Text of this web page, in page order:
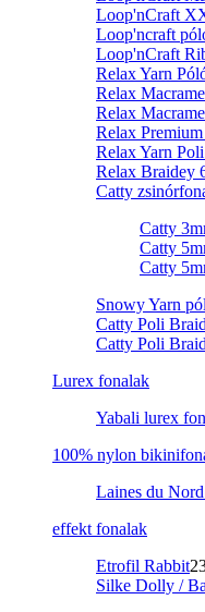
Loop'nCraft
Loop'ncraft
Loop'nCraft
Relax Yarn
Relax
Relax
Relax
Relax Yarn
Relax Braidey
Catty
Catty
Catty
Catty
Snowy Yarn
Catty Poli
Catty Poli
Lurex fonalak
Yabali lurex
100% nylon
Laines du
effekt fonalak
Etrofil Rabbit
Silke Dolly /